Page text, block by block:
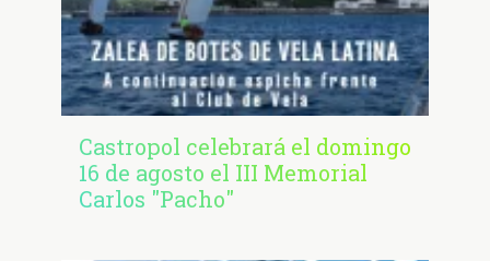
Castropol celebrará el domingo
16 de agosto el III Memorial
Carlos "Pacho"